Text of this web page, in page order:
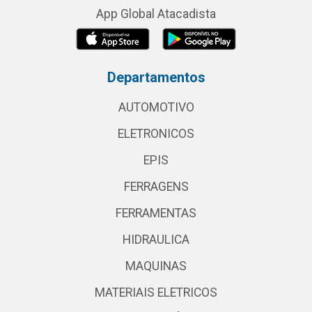
App Global Atacadista
Departamentos
AUTOMOTIVO
ELETRONICOS
EPIS
FERRAGENS
FERRAMENTAS
HIDRAULICA
MAQUINAS
MATERIAIS ELETRICOS